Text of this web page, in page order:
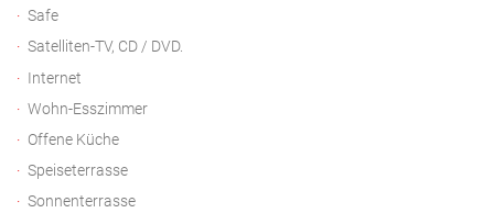
Safe
Satelliten-TV, CD / DVD.
Internet
Wohn-Esszimmer
Offene Küche
Speiseterrasse
Sonnenterrasse